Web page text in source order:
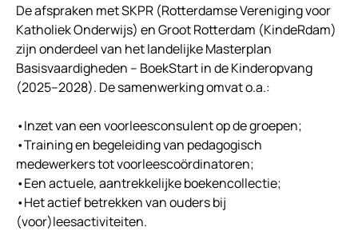
De afspraken met SKPR (Rotterdamse Vereniging voor
Katholiek Onderwijs) en Groot Rotterdam (KindeRdam)
zijn onderdeel van het landelijke Masterplan
Basisvaardigheden – BoekStart in de Kinderopvang
(2025–2028). De samenwerking omvat o.a.:
•Inzet van een voorleesconsulent op de groepen;
•Training en begeleiding van pedagogisch
medewerkers tot voorleescoördinatoren;
•Een actuele, aantrekkelijke boekencollectie;
•Het actief betrekken van ouders bij
(voor)leesactiviteiten.